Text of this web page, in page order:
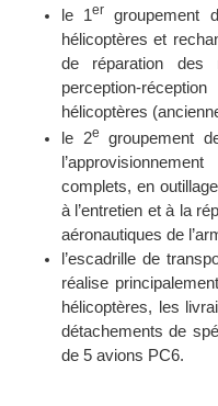
le 1er groupement
hélicoptères et
de réparation des
perception-
hélicoptères
le 2e groupement
complets, en
à l’entretien et à la
aéronautiques de
l’escadrille de
réalise
hélicoptères, les
détachements de
de 5 avions PC6.